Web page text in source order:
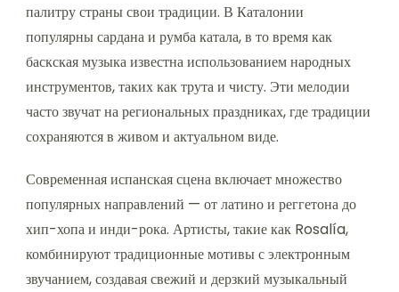
палитру страны свои традиции. В Каталонии
популярны сардана и румба катала, в то время как
баскская музыка известна использованием народных
инструментов, таких как трута и чисту. Эти мелодии
часто звучат на региональных праздниках, где традиции
сохраняются в живом и актуальном виде.
Современная испанская сцена включает множество
популярных направлений — от латино и реггетона до
хип-хопа и инди-рока. Артисты, такие как Rosalía,
комбинируют традиционные мотивы с электронным
звучанием, создавая свежий и дерзкий музыкальный